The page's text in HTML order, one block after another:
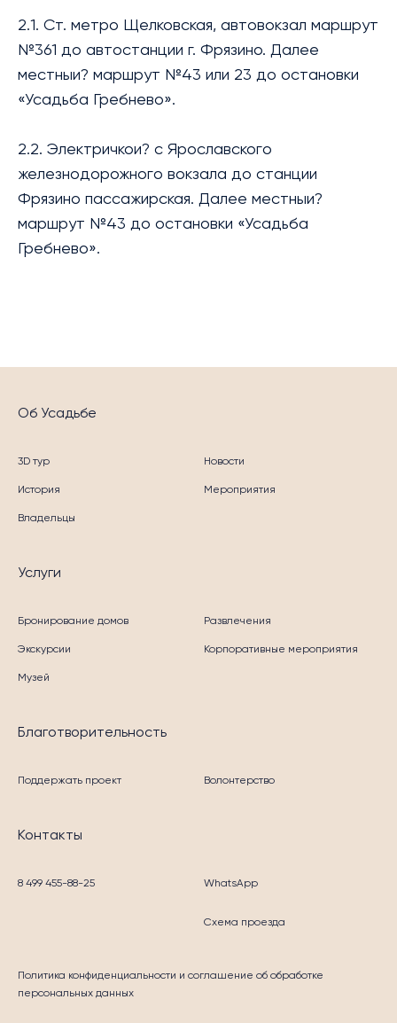
2.1. Ст. метро Щелковская, автовокзал маршрут
№361 до автостанции г. Фрязино. Далее
местныи? маршрут №43 или 23 до остановки
«Усадьба Гребнево».
2.2. Электричкои? с Ярославского
железнодорожного вокзала до станции
Фрязино пассажирская. Далее местныи?
маршрут №43 до остановки «Усадьба
Гребнево».
Об Усадьбе
3D тур
История
Владельцы
Новости
Мероприятия
Услуги
Бронирование домов
Экскурсии
Музей
Развлечения
Корпоративные мероприятия
Благотворительность
Поддержать проект Волонтерство
Контакты
8 499 455-88-25 WhatsApp
Схема проезда
Политика конфиденциальности и соглашение об обработке
персональных данных